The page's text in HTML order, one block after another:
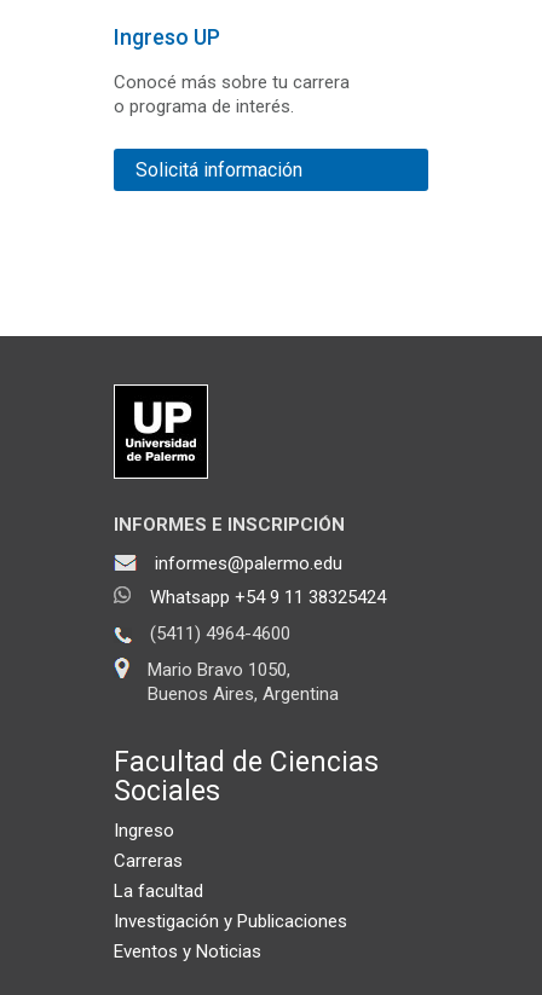
Ingreso UP
Conocé más sobre tu carrera
o programa de interés.
Solicitá información
INFORMES E INSCRIPCIÓN
informes@palermo.edu
Whatsapp +54 9 11 38325424
(5411) 4964-4600
Mario Bravo 1050,
Buenos Aires, Argentina
Facultad de Ciencias
Sociales
Ingreso
Carreras
La facultad
Investigación y Publicaciones
Eventos y Noticias